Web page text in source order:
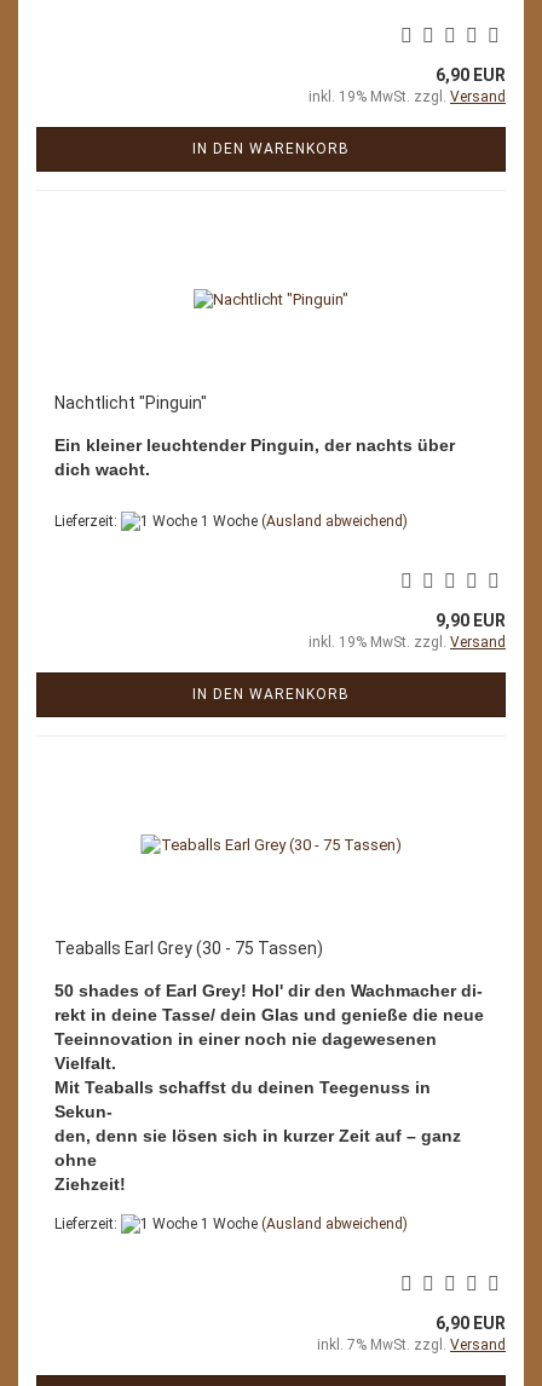
6,90 EUR
inkl. 19% MwSt. zzgl. Versand
IN DEN WARENKORB
Nachtlicht "Pinguin"
Ein kleiner leuchtender Pinguin, der nachts über
dich wacht.
Lieferzeit: 1 Woche (Ausland abweichend)
9,90 EUR
inkl. 19% MwSt. zzgl. Versand
IN DEN WARENKORB
Teaballs Earl Grey (30 - 75 Tassen)
50 shades of Earl Grey! Hol' dir den Wachmacher di-
rekt in deine Tasse/ dein Glas und genieße die neue
Teeinnovation in einer noch nie dagewesenen
Vielfalt.
Mit Teaballs schaffst du deinen Teegenuss in
Sekun-
den, denn sie lösen sich in kurzer Zeit auf – ganz
ohne
Ziehzeit!
Lieferzeit: 1 Woche (Ausland abweichend)
6,90 EUR
inkl. 7% MwSt. zzgl. Versand